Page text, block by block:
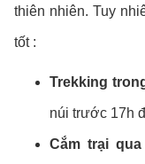
thiên nhiên. Tuy
tốt :
Trekking
núi trước 17h
Cắm trại qua